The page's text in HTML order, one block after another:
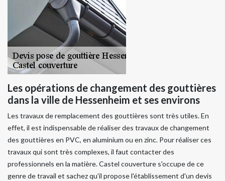
Les opérations de changement des gouttières
dans la ville de Hessenheim et ses environs
Les travaux de remplacement des gouttières sont très utiles. En
effet, il est indispensable de réaliser des travaux de changement
des gouttières en PVC, en aluminium ou en zinc. Pour réaliser ces
travaux qui sont très complexes, il faut contacter des
professionnels en la matière. Castel couverture s'occupe de ce
genre de travail et sachez qu'il propose l'établissement d'un devis